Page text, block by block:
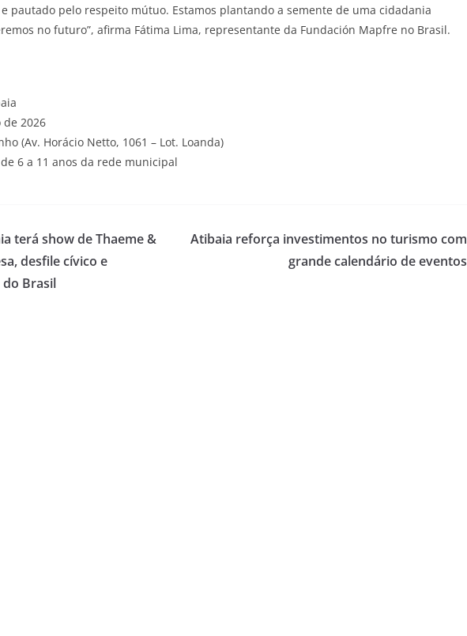
pautado pelo respeito mútuo. Estamos plantando a semente de uma cidadania
no futuro”, afirma Fátima Lima, representante da Fundación Mapfre no Brasil.
de 2026
(Av. Horácio Netto, 1061 – Lot. Loanda)
6 a 11 anos da rede municipal
terá show de Thaeme &
desfile cívico e
Brasil
Atibaia reforça investimentos no turismo com
grande calendário de eventos